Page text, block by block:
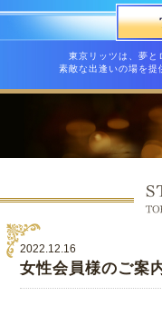
東京リッツは、夢と
素敵な出逢いの場を提
2022.12.16
女性会員様のご案